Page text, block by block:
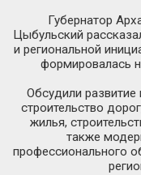
Губернатор
Цыбульский
и региональной
формировалась
Обсудили развитие
строительство
жилья,
также
профессионального